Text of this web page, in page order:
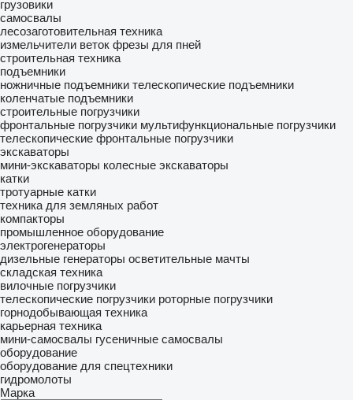
грузовики
самосвалы
лесозаготовительная техника
измельчители веток фрезы для пней
строительная техника
подъемники
ножничные подъемники телескопические подъемники
коленчатые подъемники
строительные погрузчики
фронтальные погрузчики мультифункциональные погрузчики
телескопические фронтальные погрузчики
экскаваторы
мини-экскаваторы колесные экскаваторы
катки
тротуарные катки
техника для земляных работ
компакторы
промышленное оборудование
электрогенераторы
дизельные генераторы осветительные мачты
складская техника
вилочные погрузчики
телескопические погрузчики роторные погрузчики
горнодобывающая техника
карьерная техника
мини-самосвалы гусеничные самосвалы
оборудование
оборудование для спецтехники
гидромолоты
Марка